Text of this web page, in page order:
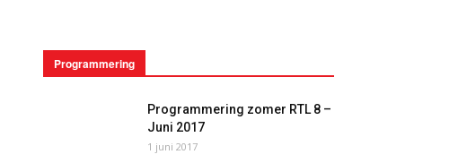
Programmering
Programmering zomer RTL 8 –
Juni 2017
1 juni 2017